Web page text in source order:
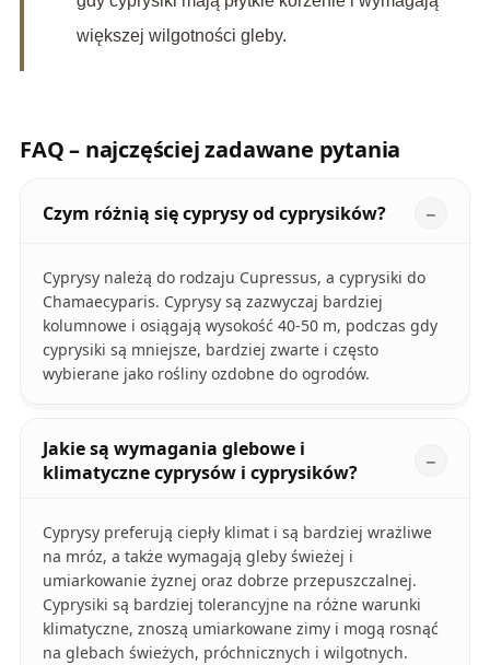
większej wilgotności gleby.
FAQ – najczęściej zadawane pytania
Czym różnią się cyprysy od cyprysików?
Cyprysy należą do rodzaju Cupressus, a cyprysiki do
Chamaecyparis. Cyprysy są zazwyczaj bardziej
kolumnowe i osiągają wysokość 40-50 m, podczas gdy
cyprysiki są mniejsze, bardziej zwarte i często
wybierane jako rośliny ozdobne do ogrodów.
Jakie są wymagania glebowe i
klimatyczne cyprysów i cyprysików?
Cyprysy preferują ciepły klimat i są bardziej wrażliwe
na mróz, a także wymagają gleby świeżej i
umiarkowanie żyznej oraz dobrze przepuszczalnej.
Cyprysiki są bardziej tolerancyjne na różne warunki
klimatyczne, znoszą umiarkowane zimy i mogą rosnąć
na glebach świeżych, próchnicznych i wilgotnych.